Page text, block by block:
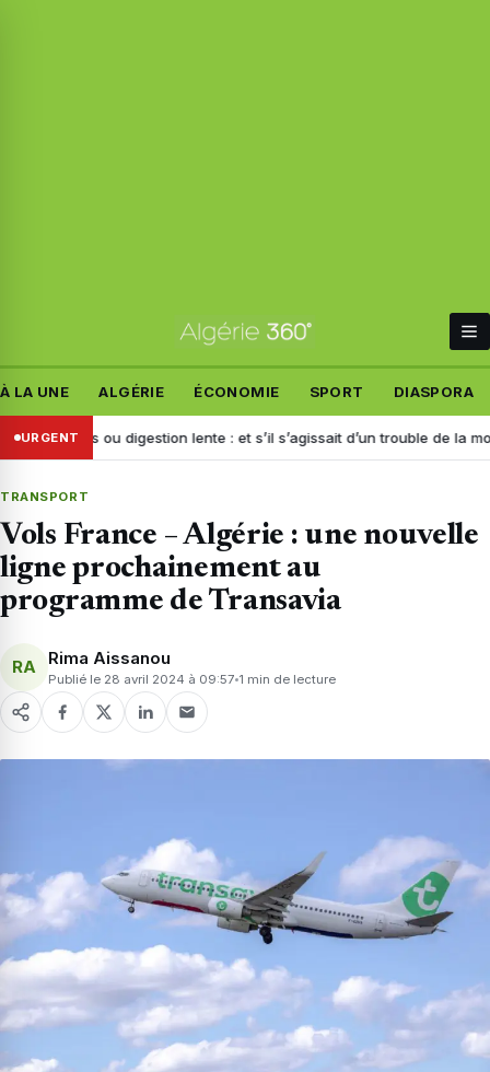
À LA UNE ALGÉRIE ÉCONOMIE SPORT DIASPORA
URGENT
ou digestion lente : et s’il s’agissait d’un trouble de la motilité ?
TRANSPORT
Vols France – Algérie : une nouvelle
ligne prochainement au
programme de Transavia
RA Rima Aissanou
Publié le 28 avril 2024 à 09:57 1 min de lecture